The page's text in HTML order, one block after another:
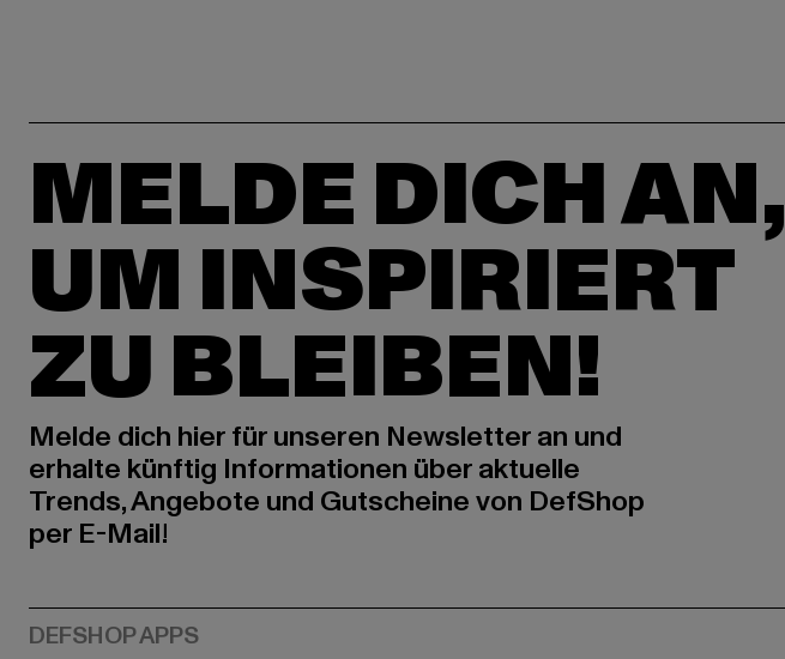
MELDE DICH AN,
UM INSPIRIERT
ZU BLEIBEN!
Melde dich hier für unseren Newsletter an und
erhalte künftig Informationen über aktuelle
Trends, Angebote und Gutscheine von DefShop
per E-Mail!